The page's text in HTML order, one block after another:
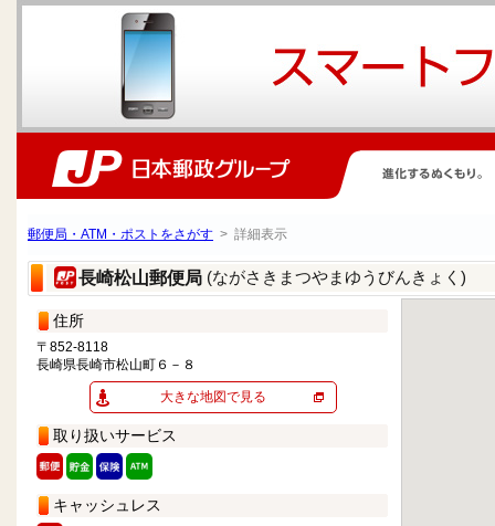
郵便局・ATM・ポストをさがす > 詳細表示
長崎松山郵便局 (ながさきまつやまゆうびんきょく)
住所
〒852-8118
長崎県長崎市松山町６－８
大きな地図で見る
取り扱いサービス
キャッシュレス